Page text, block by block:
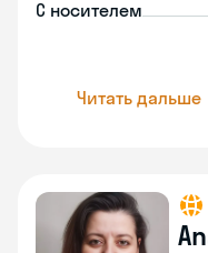
С носителем
Читать дальше